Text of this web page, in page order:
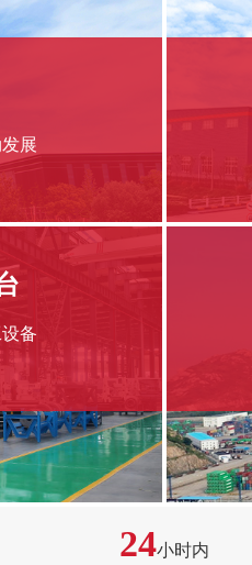
展
备
24小时内